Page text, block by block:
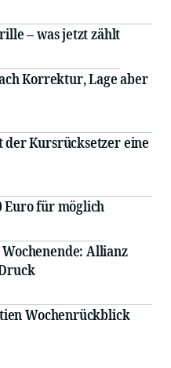
– was jetzt zählt
Korrektur, Lage aber
der Kursrücksetzer eine
Euro für möglich
Allianz
Wochenrückblick